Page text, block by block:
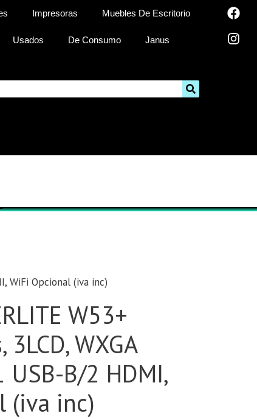
Impresoras Muebles De Escritorio
Usados De Consumo Janus
WiFi Opcional (iva inc)
W53+
WXGA
USB-B/2 HDMI,
(iva inc)